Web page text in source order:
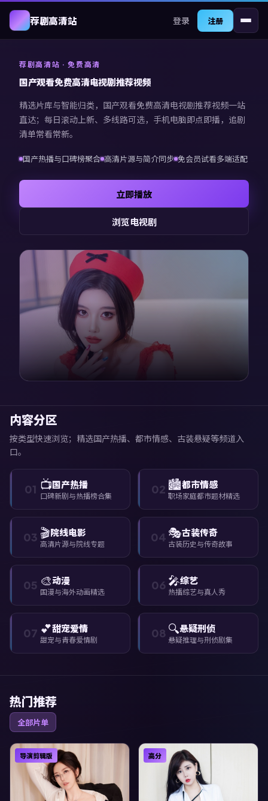
荐剧高清站 登录 注册
荐剧高清站 · 免费高清
国产观看免费高清电视剧推荐视频
精选片库与智能归类， 国产观看免费高清电视剧推荐视频一站
直达；每日滚动上新、多线路可选，手机电脑即点即播，追剧
清单常看常新。
国产热播与口碑榜聚合 高清片源与简介同步 免会员试看多端适配
立即播放
浏览电视剧
内容分区
按类型快速浏览；精选国产热播、都市情感、古装悬疑等频道入
口。
01 📺国产热播
口碑新剧与热播榜合集 02 🏙️都市情感
职场家庭都市题材精选
03 🎬院线电影
高清片源与院线专题 04 🎭古装传奇
古装历史与传奇故事
05 🎨动漫
国漫与海外动画精选 06 🎤综艺
热播综艺与真人秀
07 💕甜宠爱情
甜宠与青春爱情剧 08 🔍悬疑刑侦
悬疑推理与刑侦剧集
热门推荐
全部片单
导演剪辑版 高分